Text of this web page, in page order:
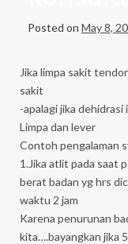
Posted on May 8,
Jika limpa sakit
sakit
-apalagi jika
Limpa dan lever
Contoh pengalaman
1.Jika atlit pada saat
berat badan yg hrs
waktu 2 jam
Karena penurunan
kita….bayangkan jika